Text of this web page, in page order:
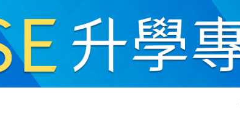
健康 科技 影片